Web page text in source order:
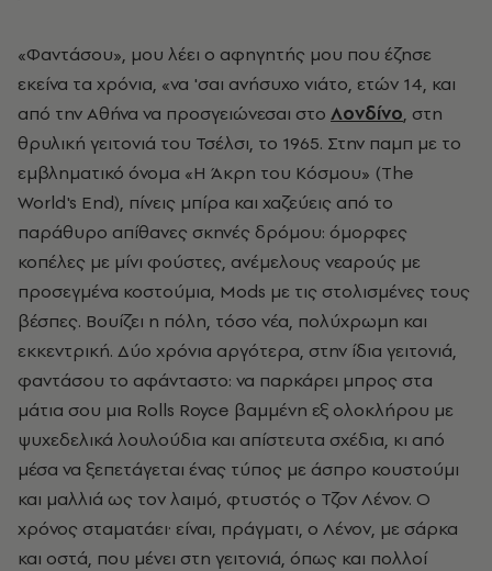
«Φαντάσου», μου λέει ο αφηγητής μου που έζησε
εκείνα τα χρόνια, «να 'σαι ανήσυχο νιάτο, ετών 14, και
από την Αθήνα να προσγειώνεσαι στο Λονδίνο, στη
θρυλική γειτονιά του Τσέλσι, το 1965. Στην παμπ με το
εμβληματικό όνομα «Η Άκρη του Κόσμου» (The
World's End), πίνεις μπίρα και χαζεύεις από το
παράθυρο απίθανες σκηνές δρόμου: όμορφες
κοπέλες με μίνι φούστες, ανέμελους νεαρούς με
προσεγμένα κοστούμια, Mods με τις στολισμένες τους
βέσπες. Βουίζει η πόλη, τόσο νέα, πολύχρωμη και
εκκεντρική. Δύο χρόνια αργότερα, στην ίδια γειτονιά,
φαντάσου το αφάνταστο: να παρκάρει μπρος στα
μάτια σου μια Rolls Royce βαμμένη εξ ολοκλήρου με
ψυχεδελικά λουλούδια και απίστευτα σχέδια, κι από
μέσα να ξεπετάγεται ένας τύπος με άσπρο κουστούμι
και μαλλιά ως τον λαιμό, φτυστός ο Τζον Λένον. Ο
χρόνος σταματάει· είναι, πράγματι, ο Λένον, με σάρκα
και οστά, που μένει στη γειτονιά, όπως και πολλοί